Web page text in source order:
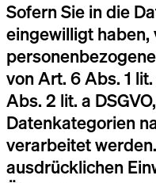
Sofern Sie in die
eingewilligt
von Art. 6 Abs. 1
Abs. 2 lit. a
Datenkategorien
verarbeitet
ausdrücklichen